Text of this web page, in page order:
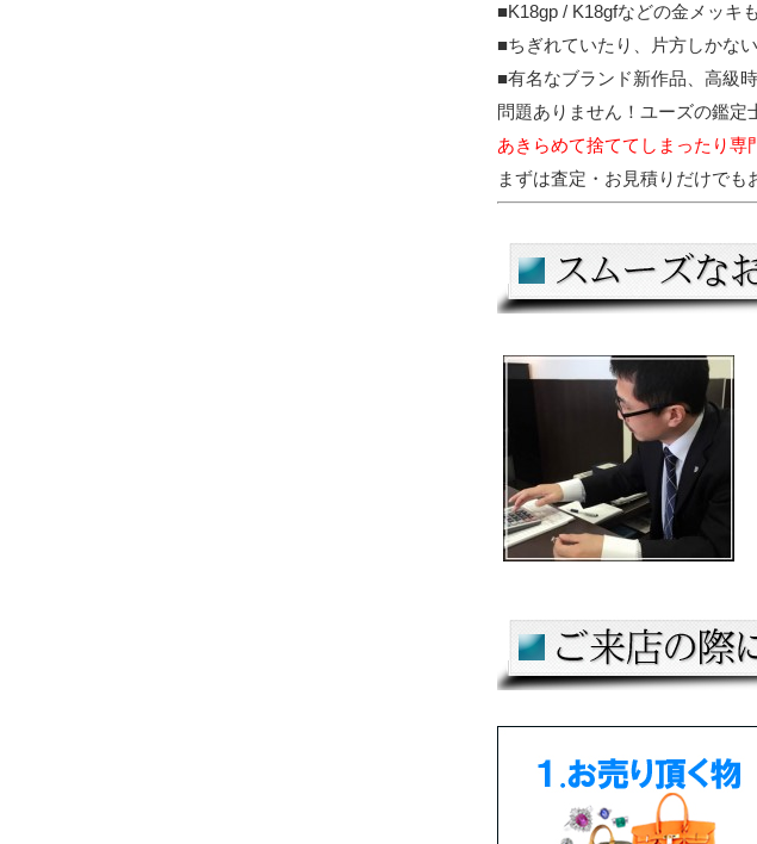
■K18gp / K18gfなどの金メッキ
■ちぎれていたり、片方しかな
■有名なブランド新作品、高級
問題ありません！ユーズの鑑定
あきらめて捨ててしまったり専
まずは査定・お見積りだけでも